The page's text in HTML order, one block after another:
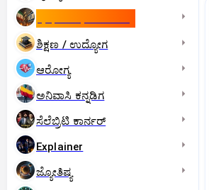
ಶಿಕ್ಷಣ / ಉದ್ಯೋಗ
ಆರೋಗ್ಯ
ಅನಿವಾಸಿ ಕನ್ನಡಿಗ
ಸೆಲೆಬ್ರಿಟಿ ಕಾರ್ನರ್‌
Explainer
ಜ್ಯೋತಿಷ್ಯ